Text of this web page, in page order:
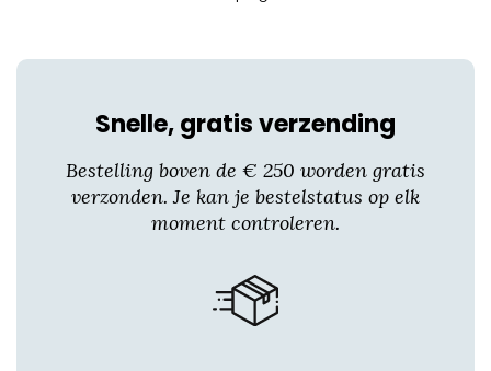
Snelle, gratis verzending
Bestelling boven de € 250 worden gratis
verzonden. Je kan je bestelstatus op elk
moment controleren.